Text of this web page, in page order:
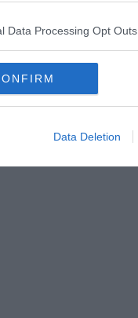
Data Processing Opt Outs
Data Deletion